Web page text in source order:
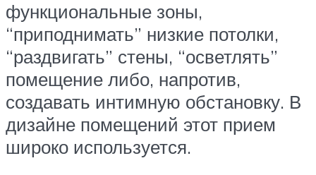
функциональные зоны,
“приподнимать” низкие потолки,
“раздвигать” стены, “осветлять”
помещение либо, напротив,
создавать интимную обстановку. В
дизайне помещений этот прием
широко используется.